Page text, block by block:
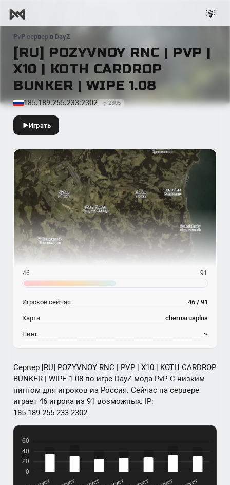
PvP сервер в DayZ
[RU] POZYVNOY RNC | PVP |
X10 | KOTH CARDROP
BUNKER | WIPE 1.08
185.189.255.233:2302 2305
Играть
Сервер [RU] POZYVNOY RNC | PVP | X10 | KOTH CARDROP
BUNKER | WIPE 1.08 по игре DayZ мода PvP. С низким
пингом для игроков из Россия. Сейчас на сервере
играет 46 игрока из 91 возможных. IP:
185.189.255.233:2302
46 91
Игроков сейчас 46 / 91
Карта chernarusplus
Пинг ~